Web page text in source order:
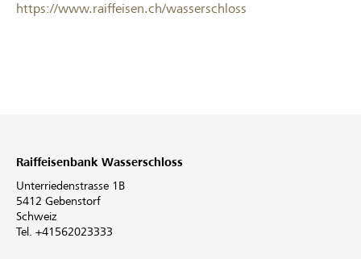
https://www.raiffeisen.ch/wasserschloss
Raiffeisenbank Wasserschloss
Unterriedenstrasse 1B
5412 Gebenstorf
Schweiz
Tel. +41562023333